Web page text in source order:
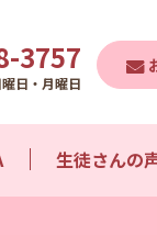
生徒さんの
3757
日・月曜日